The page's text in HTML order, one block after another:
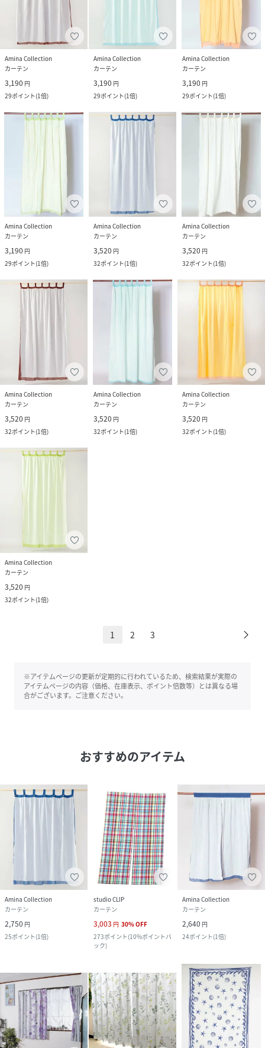
Amina Collection
カーテン
3,190 円
29ポイント(1倍)
Amina Collection
カーテン
3,190 円
29ポイント(1倍)
Amina Collection
カーテン
3,190 円
29ポイント(1倍)
Amina Collection
カーテン
3,190 円
29ポイント(1倍)
Amina Collection
カーテン
3,520 円
32ポイント(1倍)
Amina Collection
カーテン
3,520 円
32ポイント(1倍)
Amina Collection
カーテン
3,520 円
32ポイント(1倍)
Amina Collection
カーテン
3,520 円
32ポイント(1倍)
Amina Collection
カーテン
3,520 円
32ポイント(1倍)
Amina Collection
カーテン
3,520 円
32ポイント(1倍)
1 2 3
※アイテムページの更新が定期的に行われているため、検索結果が実際の
アイテムページの内容（価格、在庫表示、ポイント倍数等）とは異なる場
合がございます。ご注意ください。
おすすめのアイテム
Amina Collection
カーテン
2,750 円
25ポイント(1倍)
studio CLIP
カーテン
3,003 円 30%OFF
273ポイント(10%ポイントバ
ック)
Amina Collection
カーテン
2,640 円
24ポイント(1倍)